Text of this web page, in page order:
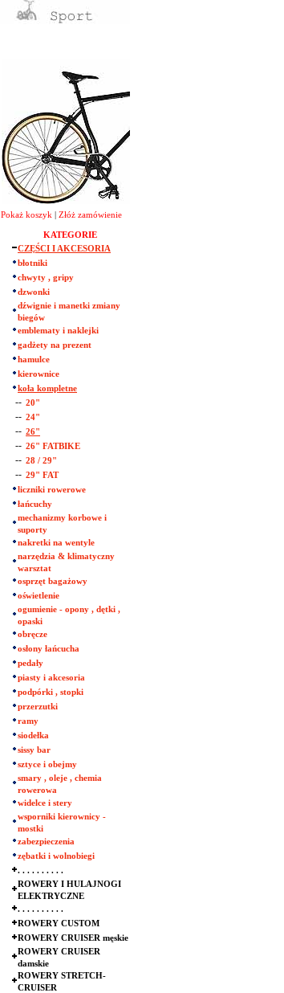
Pokaż koszyk Złóż zamówienie
KATEGORIE
CZĘŚCI I AKCESORIA
błotniki
chwyty , gripy
dzwonki
dźwignie i manetki zmiany
biegów
emblematy i naklejki
gadżety na prezent
hamulce
kierownice
koła kompletne
-- 20"
-- 24"
-- 26"
-- 26" FATBIKE
-- 28 / 29"
-- 29" FAT
liczniki rowerowe
łańcuchy
mechanizmy korbowe i
suporty
nakretki na wentyle
narzędzia & klimatyczny
warsztat
osprzęt bagażowy
oświetlenie
ogumienie - opony , dętki ,
opaski
obręcze
osłony łańcucha
pedały
piasty i akcesoria
podpórki , stopki
przerzutki
ramy
siodełka
sissy bar
sztyce i obejmy
smary , oleje , chemia
rowerowa
widelce i stery
wsporniki kierownicy -
mostki
zabezpieczenia
zębatki i wolnobiegi
. . . . . . . . . .
ROWERY I HULAJNOGI
ELEKTRYCZNE
. . . . . . . . . .
ROWERY CUSTOM
ROWERY CRUISER męskie
ROWERY CRUISER
damskie
ROWERY STRETCH-
CRUISER